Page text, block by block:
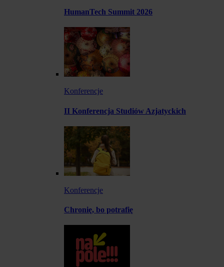
HumanTech Summit 2026
Konferencje
II Konferencja Studiów Azjatyckich
Konferencje
Chronię, bo potrafię